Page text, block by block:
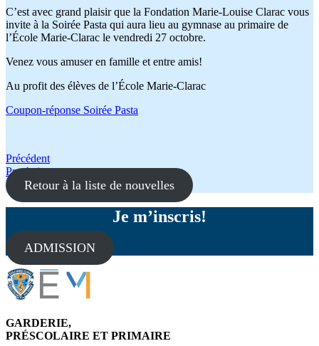
C’est avec grand plaisir que la Fondation Marie-Louise Clarac vous
invite à la Soirée Pasta qui aura lieu au gymnase au primaire de
l’École Marie-Clarac le vendredi 27 octobre.
Venez vous amuser en famille et entre amis!
Au profit des élèves de l’École Marie-Clarac
Coupon-réponse Soirée Pasta
Navigation
de
l'article
Précédent
Prochain
Retour à la liste de nouvelles
Je m’inscris!
ADMISSION
GARDERIE,
PRÉSCOLAIRE ET PRIMAIRE